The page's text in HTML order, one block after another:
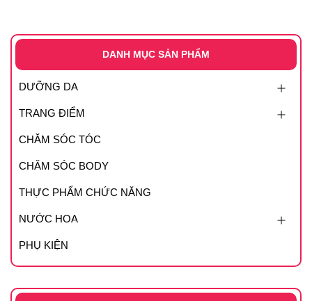
DANH MỤC SẢN PHẨM
DƯỠNG DA
TRANG ĐIỂM
CHĂM SÓC TÓC
CHĂM SÓC BODY
THỰC PHẨM CHỨC NĂNG
NƯỚC HOA
PHỤ KIỆN